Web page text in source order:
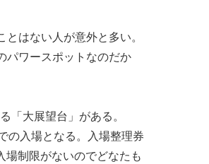
はない人が意外と多い。
パワースポットなのだか
「大展望台」がある。
の入場となる。入場整理券
制限がないのでどなたも